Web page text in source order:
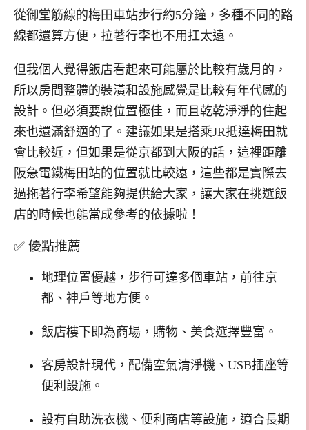
從御堂筋線的梅田車站步行約5分鐘，多種不同的路
線都還算方便，拉著行李也不用扛太遠。
但我個人覺得飯店看起來可能屬於比較有歲月的，
所以房間整體的裝潢和設施感覺是比較有年代感的
設計。但必須要說位置極佳，而且乾乾淨淨的住起
來也還滿舒適的了。建議如果是搭乘JR抵達梅田就
會比較近，但如果是從京都到大阪的話，這裡距離
阪急電鐵梅田站的位置就比較遠，這些都是實際去
過拖著行李希望能夠提供給大家，讓大家在挑選飯
店的時候也能當成參考的依據啦！
✅ 優點推薦
地理位置優越，步行可達多個車站，前往京
都、神戶等地方便。
飯店樓下即為商場，購物、美食選擇豐富。
客房設計現代，配備空氣清淨機、USB插座等
便利設施。
設有自助洗衣機、便利商店等設施，適合長期